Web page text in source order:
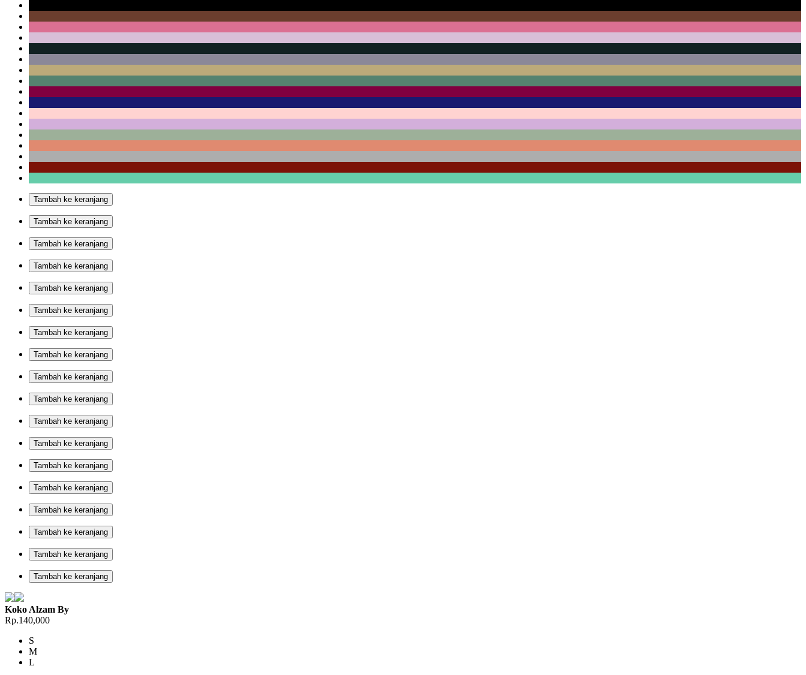
Tambah ke keranjang
Tambah ke keranjang
Tambah ke keranjang
Tambah ke keranjang
Tambah ke keranjang
Tambah ke keranjang
Tambah ke keranjang
Tambah ke keranjang
Tambah ke keranjang
Tambah ke keranjang
Tambah ke keranjang
Tambah ke keranjang
Tambah ke keranjang
Tambah ke keranjang
Tambah ke keranjang
Tambah ke keranjang
Tambah ke keranjang
Tambah ke keranjang
Koko Alzam By
Rp.140,000
S
M
L